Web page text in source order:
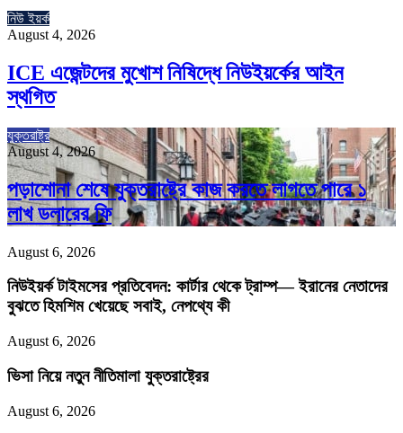
নিউ ইয়র্ক
August 4, 2026
ICE এজেন্টদের মুখোশ নিষিদ্ধে নিউইয়র্কের আইন
স্থগিত
যুক্তরাষ্ট্র
August 4, 2026
পড়াশোনা শেষে যুক্তরাষ্ট্রে কাজ করতে লাগতে পারে ১
লাখ ডলারের ফি
August 6, 2026
নিউইয়র্ক টাইমসের প্রতিবেদন: কার্টার থেকে ট্রাম্প— ইরানের নেতাদের
বুঝতে হিমশিম খেয়েছে সবাই, নেপথ্যে কী
August 6, 2026
ভিসা নিয়ে নতুন নীতিমালা যুক্তরাষ্ট্রের
August 6, 2026